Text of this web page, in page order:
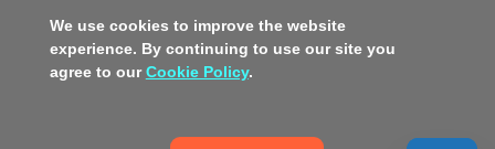
Copyright © 2026 Hong Kong Education City Limited
Copyright and Intellectual Property Rights
Disclaimer
Policy on Promotion of Racial Equality
We use cookies to improve the website
experience. By continuing to use our site you
agree to ourCookie Policy.